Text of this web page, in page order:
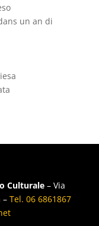
un an di
Culturale– Via
– Tel. 06 6861867